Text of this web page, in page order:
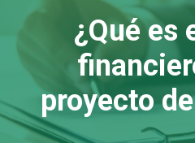
¿Qué es
proyecto